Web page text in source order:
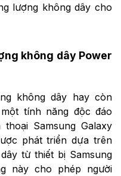
lượng không dây cho
không dây Power
không dây hay còn
tính năng độc đáo
Samsung Galaxy
phát triển dựa trên
từ thiết bị Samsung
này cho phép người